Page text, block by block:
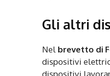
Gli altri
Nel brevetto di
dispositivi
dispositivi